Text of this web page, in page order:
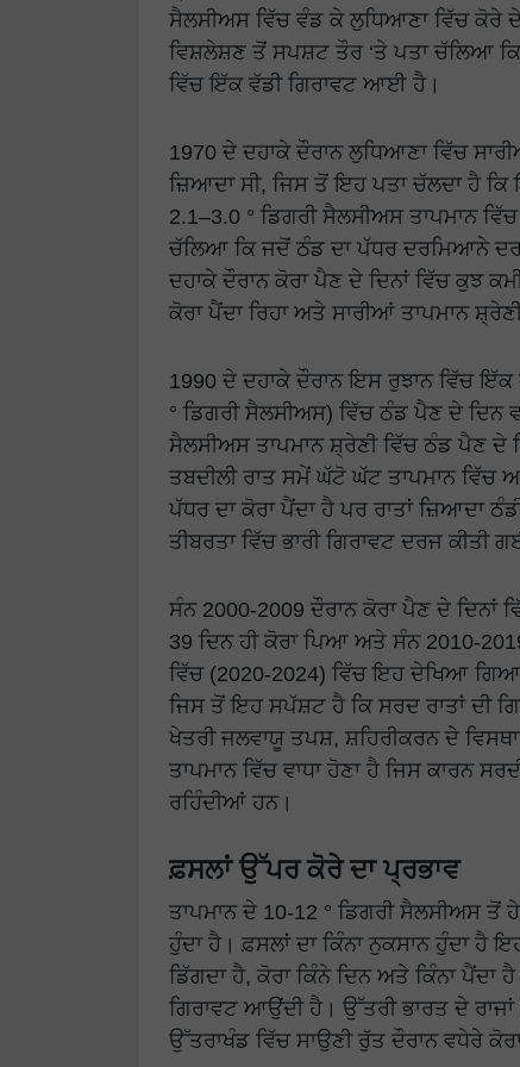
ਸੈਲਸੀਅਸ ਵਿੱਚ ਵੰਡ ਕੇ ਲੁਧਿਆਣਾ ਵਿੱਚ ਕੋਰੇ ਦੇ
ਵਿਸ਼ਲੇਸ਼ਣ ਤੋਂ ਸਪਸ਼ਟ ਤੌਰ ‘ਤੇ ਪਤਾ ਚੱਲਿਆ ਕਿ
ਵਿੱਚ ਇੱਕ ਵੱਡੀ ਗਿਰਾਵਟ ਆਈ ਹੈ।
1970 ਦੇ ਦਹਾਕੇ ਦੌਰਾਨ ਲੁਧਿਆਣਾ ਵਿੱਚ
ਜ਼ਿਆਦਾ ਸੀ, ਜਿਸ ਤੋਂ ਇਹ ਪਤਾ ਚੱਲਦਾ ਹੈ
2.1–3.0 ° ਡਿਗਰੀ ਸੈਲਸੀਅਸ ਤਾਪਮਾਨ
ਚੱਲਿਆ ਕਿ ਜਦੋਂ ਠੰਡ ਦਾ ਪੱਧਰ ਦਰਮਿਆਨੇ
ਦਹਾਕੇ ਦੌਰਾਨ ਕੋਰਾ ਪੈਣ ਦੇ ਦਿਨਾਂ ਵਿੱਚ ਕੁਝ
ਕੋਰਾ ਪੈਂਦਾ ਰਿਹਾ ਅਤੇ ਸਾਰੀਆਂ ਤਾਪਮਾਨ
1990 ਦੇ ਦਹਾਕੇ ਦੌਰਾਨ ਇਸ ਰੁਝਾਨ ਵਿੱਚ
° ਡਿਗਰੀ ਸੈਲਸੀਅਸ) ਵਿੱਚ ਠੰਡ ਪੈਣ ਦੇ ਦਿਨ
ਸੈਲਸੀਅਸ ਤਾਪਮਾਨ ਸ਼੍ਰੇਣੀ ਵਿੱਚ ਠੰਡ ਪੈਣ ਦੇ
ਤਬਦੀਲੀ ਰਾਤ ਸਮੇਂ ਘੱਟੋ ਘੱਟ ਤਾਪਮਾਨ ਵਿੱਚ
ਪੱਧਰ ਦਾ ਕੋਰਾ ਪੈਂਦਾ ਹੈ ਪਰ ਰਾਤਾਂ ਜ਼ਿਆਦਾ
ਤੀਬਰਤਾ ਵਿੱਚ ਭਾਰੀ ਗਿਰਾਵਟ ਦਰਜ ਕੀਤੀ
ਸੰਨ 2000-2009 ਦੌਰਾਨ ਕੋਰਾ ਪੈਣ ਦੇ
39 ਦਿਨ ਹੀ ਕੋਰਾ ਪਿਆ ਅਤੇ ਸੰਨ 2010-
ਵਿੱਚ (2020-2024) ਵਿੱਚ ਇਹ ਦੇਖਿਆ
ਜਿਸ ਤੋਂ ਇਹ ਸਪੱਸ਼ਟ ਹੈ ਕਿ ਸਰਦ ਰਾਤਾਂ ਦੀ
ਖੇਤਰੀ ਜਲਵਾਯੂ ਤਪਸ਼, ਸ਼ਹਿਰੀਕਰਨ ਦੇ
ਤਾਪਮਾਨ ਵਿੱਚ ਵਾਧਾ ਹੋਣਾ ਹੈ ਜਿਸ ਕਾਰਨ
ਰਹਿੰਦੀਆਂ ਹਨ।
ਫ਼ਸਲਾਂ ਉੱਪਰ ਕੋਰੇ ਦਾ ਪ੍ਰਭਾਵ
ਤਾਪਮਾਨ ਦੇ 10-12 ° ਡਿਗਰੀ ਸੈਲਸੀਅਸ ਤੋਂ
ਹੁੰਦਾ ਹੈ। ਫ਼ਸਲਾਂ ਦਾ ਕਿੰਨਾ ਨੁਕਸਾਨ ਹੁੰਦਾ ਹੈ
ਡਿੱਗਦਾ ਹੈ, ਕੋਰਾ ਕਿੰਨੇ ਦਿਨ ਅਤੇ ਕਿੰਨਾ ਪੈਂਦਾ
ਗਿਰਾਵਟ ਆਉਂਦੀ ਹੈ। ਉੱਤਰੀ ਭਾਰਤ ਦੇ
ਉੱਤਰਾਖੰਡ ਵਿੱਚ ਸਾਉਣੀ ਰੁੱਤ ਦੌਰਾਨ ਵਧੇਰੇ